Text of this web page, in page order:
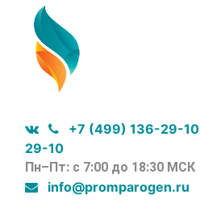
+7 (499) 136-29-10
29-10
Пн–Пт: с 7:00 до 18:30 МСК
info@promparogen.ru